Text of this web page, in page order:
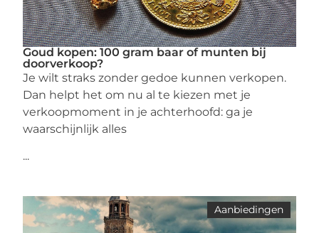
Goud kopen: 100 gram baar of munten bij
doorverkoop?
Je wilt straks zonder gedoe kunnen verkopen.
Dan helpt het om nu al te kiezen met je
verkoopmoment in je achterhoofd: ga je
waarschijnlijk alles
...
Aanbiedingen